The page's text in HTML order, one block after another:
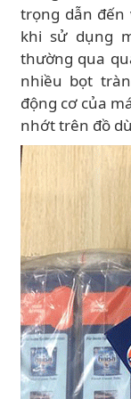
trọng dẫn đến
khi sử dụng
thường qua
nhiều bọt
động cơ của
nhớt trên đồ